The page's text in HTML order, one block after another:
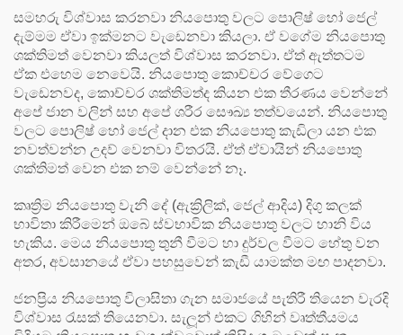
සමහරු විශ්වාස කරනවා නියපොතු වලට පොලිෂ් හෝ ජෙල්
දැම්මම ඒවා ඉක්මනට වැඩෙනවා කියලා. ඒ වගේම නියපොතු
ශක්තිමත් වෙනවා කියලත් විශ්වාස කරනවා. ඒත් ඇත්තටම
ඒක එහෙම නෙවෙයි. නියපොතු කොච්චර වේගෙට
වැඩෙනවද, කොච්චර ශක්තිමත්ද කියන එක තීරණය වෙන්නේ
අපේ ජාන වලින් සහ අපේ ශරීර සෞඛ්‍ය තත්වයෙන්. නියපොතු
වලට පොලිෂ් හෝ ජෙල් දාන එක නියපොතු කැඩිලා යන එක
නවත්වන්න උදව් වෙනවා විතරයි. ඒත් ඒවායින් නියපොතු
ශක්තිමත් වෙන එක නම් වෙන්නේ නෑ.
කෘත්‍රිම නියපොතු වැනි දේ (ඇක්‍රිලික්, ජෙල් ආදිය) දිගු කලක්
භාවිතා කිරීමෙන් ඔබේ ස්වභාවික නියපොතු වලට හානි විය
හැකිය. මෙය නියපොතු තුනී වීමට හා දුර්වල වීමට හේතු වන
අතර, අවසානයේ ඒවා පහසුවෙන් කැඩී යාමක්ත මඟ පාදනවා.
ජනප්‍රිය නියපොතු විලාසිතා ගැන සමාජයේ පැතිරී තියෙන වැරදි
විශ්වාස රැසක් තියෙනවා. සැලූන් එකට ගිහින් වෘත්තීයමය